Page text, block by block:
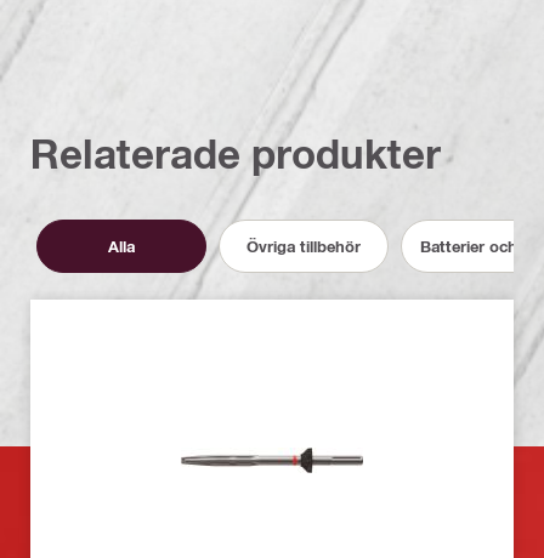
Relaterade produkter
Alla Övriga tillbehör Batterier och